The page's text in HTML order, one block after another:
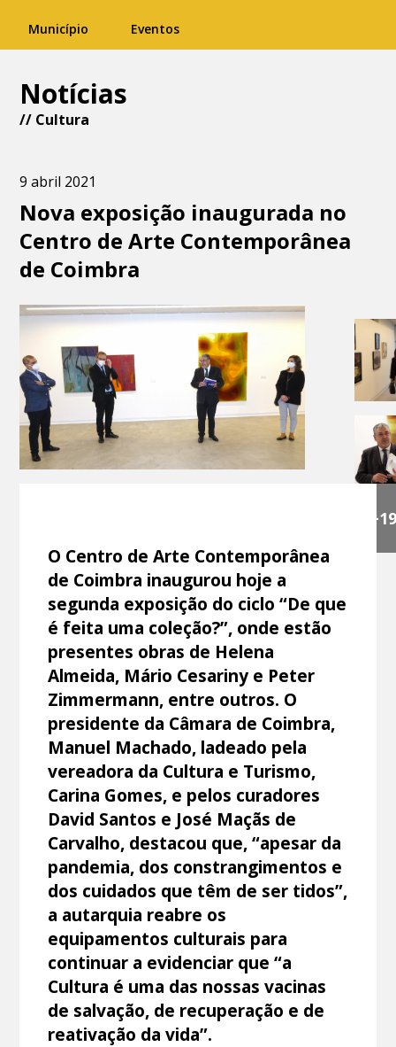
Município Eventos
Notícias
// Cultura
9 abril 2021
Nova exposição inaugurada no
Centro de Arte Contemporânea
de Coimbra
+19
O Centro de Arte Contemporânea
de Coimbra inaugurou hoje a
segunda exposição do ciclo “De que
é feita uma coleção?”, onde estão
presentes obras de Helena
Almeida, Mário Cesariny e Peter
Zimmermann, entre outros. O
presidente da Câmara de Coimbra,
Manuel Machado, ladeado pela
vereadora da Cultura e Turismo,
Carina Gomes, e pelos curadores
David Santos e José Maçãs de
Carvalho, destacou que, “apesar da
pandemia, dos constrangimentos e
dos cuidados que têm de ser tidos”,
a autarquia reabre os
equipamentos culturais para
continuar a evidenciar que “a
Cultura é uma das nossas vacinas
de salvação, de recuperação e de
reativação da vida”.